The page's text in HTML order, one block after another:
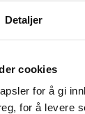
Detaljer
cookies
for å gi
for å levere
av
hjuloppheng